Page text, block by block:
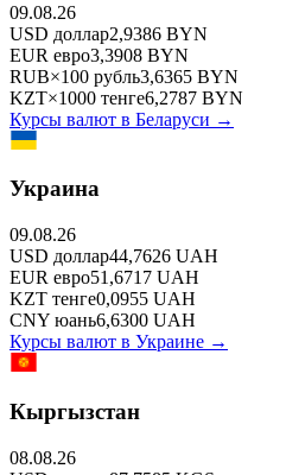
09.08.26
USD доллар2,9386 BYN
EUR евро3,3908 BYN
RUB×100 рубль3,6365 BYN
KZT×1000 тенге6,2787 BYN
Курсы валют в Беларуси →
Украина
09.08.26
USD доллар44,7626 UAH
EUR евро51,6717 UAH
KZT тенге0,0955 UAH
CNY юань6,6300 UAH
Курсы валют в Украине →
Кыргызстан
08.08.26